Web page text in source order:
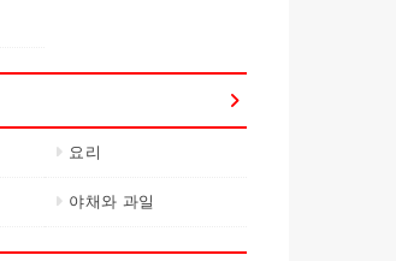
요리
야채와 과일